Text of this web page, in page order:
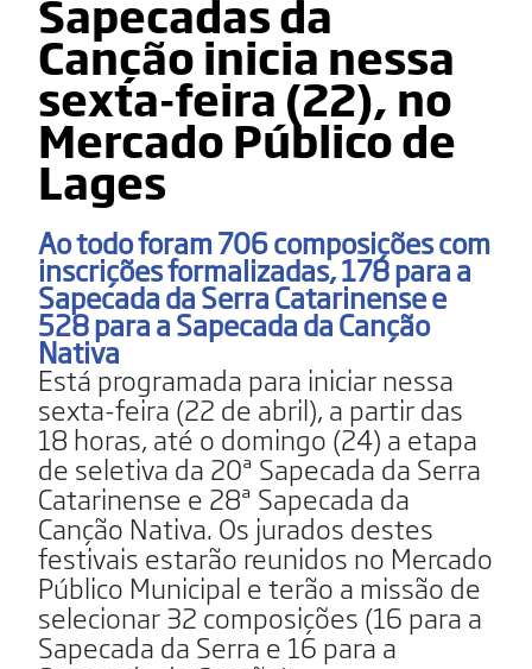
Sapecadas da
Canção inicia nessa
sexta-feira (22), no
Mercado Público de
Lages
Ao todo foram 706 composições com
inscrições formalizadas, 178 para a
Sapecada da Serra Catarinense e
528 para a Sapecada da Canção
Nativa
Está programada para iniciar nessa
sexta-feira (22 de abril), a partir das
18 horas, até o domingo (24) a etapa
de seletiva da 20ª Sapecada da Serra
Catarinense e 28ª Sapecada da
Canção Nativa. Os jurados destes
festivais estarão reunidos no Mercado
Público Municipal e terão a missão de
selecionar 32 composições (16 para a
Sapecada da Serra e 16 para a